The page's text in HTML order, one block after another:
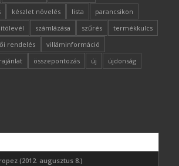
készlet növelés lista
parancsikon
számlázása szűrés
termékkulcs
rendelés
villáminformáció
összepontozás új
újdonság
(2012. augusztus 8.)